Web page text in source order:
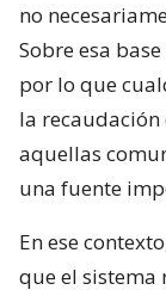
no
Sobre esa
por lo que
la
aquellas
una fuente
En ese
que el sistema